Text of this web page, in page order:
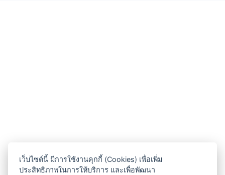
เว็บไซต์นี้ มีการใช้งานคุกกี้ (Cookies) เพื่อเพิ่ม
ประสิทธิภาพในการให้บริการ และเพื่อพัฒนา